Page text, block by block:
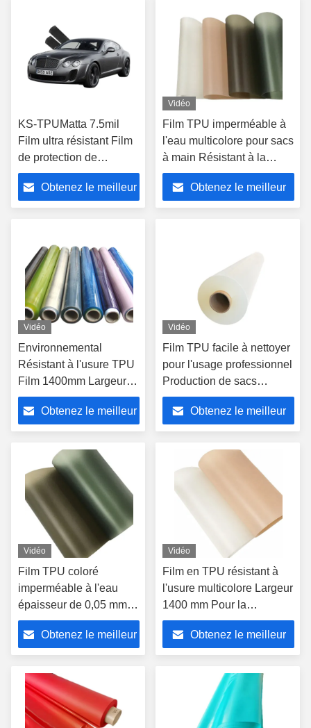
KS-TPUMatta 7.5mil
Film ultra résistant Film
de protection de
peinture automobile
Obtenez le meilleur
Vidéo
Film TPU imperméable à
l'eau multicolore pour sacs
à main Résistant à la
température -10°C-120°C
Obtenez le meilleur
Vidéo
Environnemental
Résistant à l'usure TPU
Film 1400mm Largeur
personnalisable
Obtenez le meilleur
Vidéo
Film TPU facile à nettoyer
pour l'usage professionnel
Production de sacs
épaisseur 0,05 mm-1,5
mm
Obtenez le meilleur
Vidéo
Film TPU coloré
imperméable à l'eau
épaisseur de 0,05 mm à
1,5 mm Largeur de 1400
mm Personnalisable
Obtenez le meilleur
Vidéo
Film en TPU résistant à
l'usure multicolore Largeur
1400 mm Pour la
protection de
l'environnement
Obtenez le meilleur